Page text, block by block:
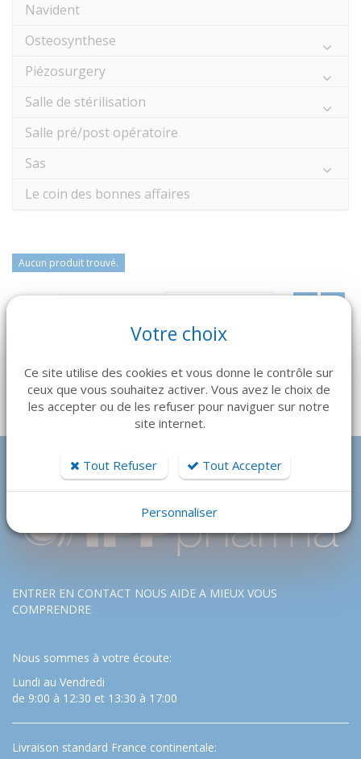
Navident
Osteosynthese
Piézosurgery
Salle de stérilisation
Salle pré/post opératoire
Sas
Le coin des bonnes affaires
Aucun produit trouvé.
ENTRER EN CONTACT NOUS AIDE A MIEUX VOUS
COMPRENDRE
Nous sommes à votre écoute:
Lundi au Vendredi
de 9:00 à 12:30 et 13:30 à 17:00
Livraison standard France continentale:
Votre choix
Ce site utilise des cookies et vous donne le contrôle sur
ceux que vous souhaitez activer. Vous avez le choix de
les accepter ou de les refuser pour naviguer sur notre
site internet.
Tout Refuser Tout Accepter
Personnaliser